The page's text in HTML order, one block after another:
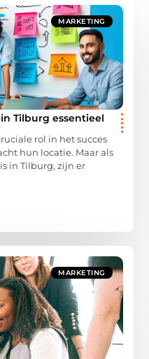
MARKETING
Tilburg essentieel
rol in het succes
hun locatie. Maar als
in Tilburg, zijn er
MARKETING